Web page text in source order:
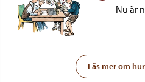
Nu är
Läs mer om